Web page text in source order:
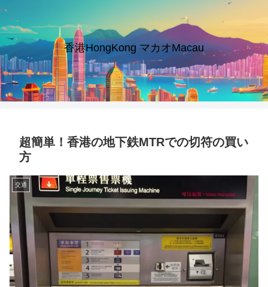
香港HongKong マカオMacau
超簡単！香港の地下鉄MTRでの切符の買い
方
交通